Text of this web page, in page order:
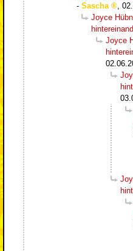
- Sascha
Joyce
Joyce